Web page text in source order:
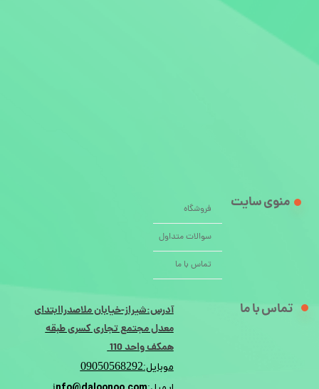
فروشگاه
سوالات متداول
تماس با ما
منوی سایت
تماس با ما
آدرس:شیراز-خیابان ملاصدراابتدای
معدل مجتمع تجاری کسری طبقه
همکف واحد 110
موبایل:09050568292